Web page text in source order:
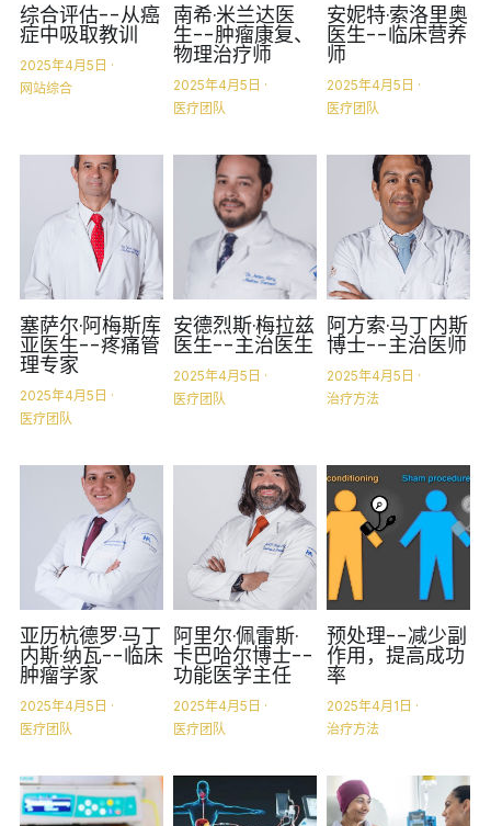
综合评估--从癌
症中吸取教训
2025年4月5日 ·
网站综合
南希·米兰达医
生--肿瘤康复、
物理治疗师
2025年4月5日 ·
医疗团队
安妮特·索洛里奥
医生--临床营养
师
2025年4月5日 ·
医疗团队
塞萨尔·阿梅斯库
亚医生--疼痛管
理专家
2025年4月5日 ·
医疗团队
安德烈斯·梅拉兹
医生--主治医生
2025年4月5日 ·
医疗团队
阿方索·马丁内斯
博士--主治医师
2025年4月5日 ·
治疗方法
亚历杭德罗·马丁
内斯·纳瓦--临床
肿瘤学家
2025年4月5日 ·
医疗团队
阿里尔·佩雷斯·
卡巴哈尔博士--
功能医学主任
2025年4月5日 ·
医疗团队
预处理--减少副
作用，提高成功
率
2025年4月1日 ·
治疗方法